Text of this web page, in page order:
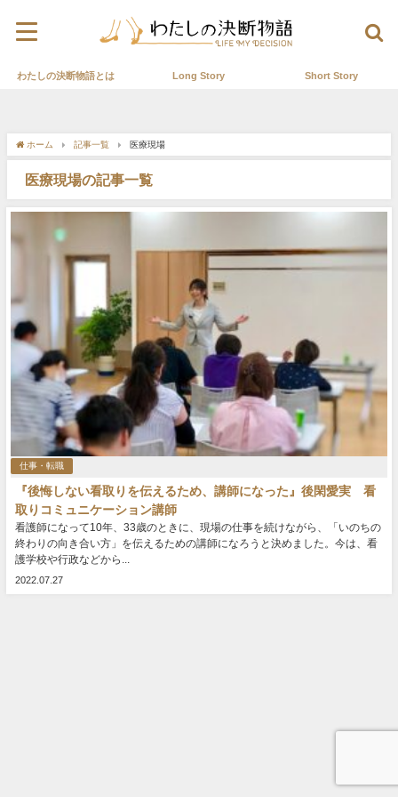
わたしの決断物語とは Long Story Short Story
ホーム 記事一覧 医療現場
医療現場の記事一覧
仕事・転職
『後悔しない看取りを伝えるため、講師になった』後閑愛実 看
取りコミュニケーション講師
看護師になって10年、33歳のときに、現場の仕事を続けながら、「いのちの
終わりの向き合い方」を伝えるための講師になろうと決めました。今は、看
護学校や行政などから...
2022.07.27